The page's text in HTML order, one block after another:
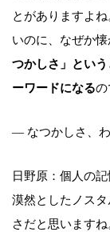
とがありますよ
いのに、なぜか
つかしさ」とい
ーワードになるの
― なつかしさ、
日野原：個人の
漠然としたノス
さだと思います